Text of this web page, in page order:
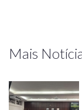
Mais